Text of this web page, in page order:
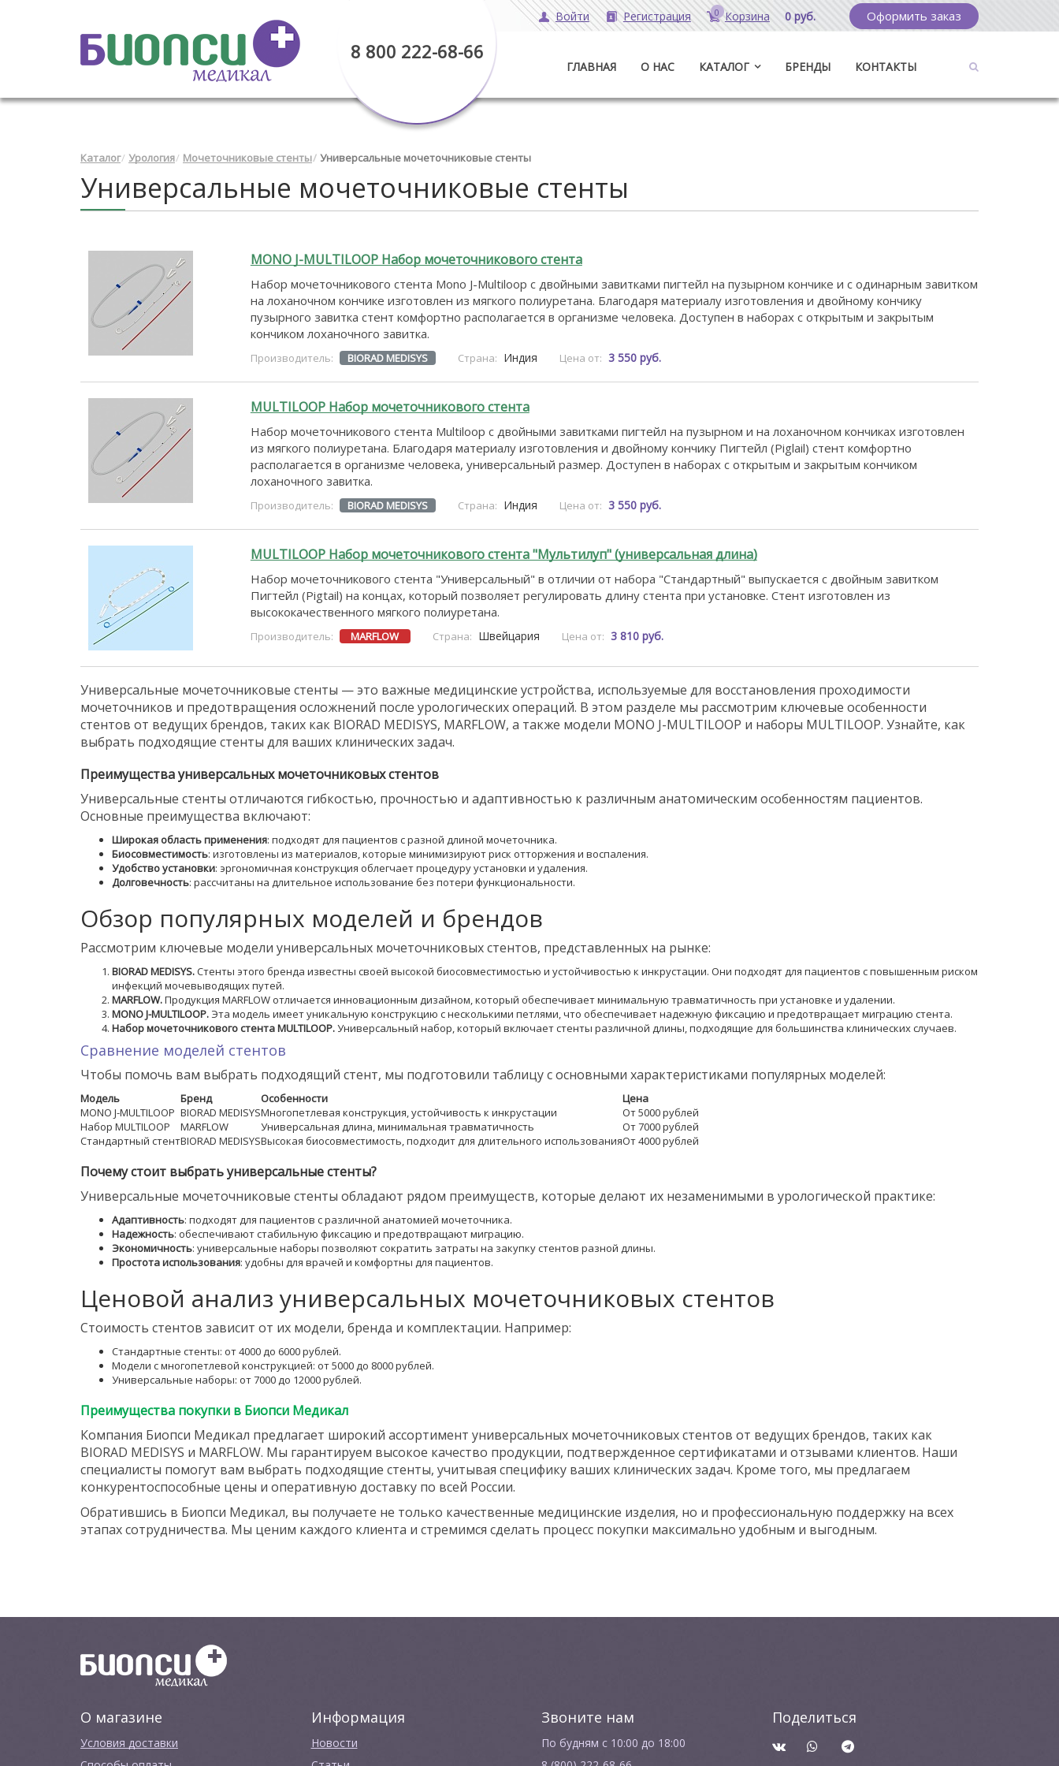
8 800 222-68-66
Войти Регистрация 0 Корзина 0 руб. Оформить заказ
ГЛАВНАЯ О НАС КАТАЛОГ БРЕНДЫ КОНТАКТЫ
Каталог Урология Мочеточниковые стенты Универсальные мочеточниковые стенты
Универсальные мочеточниковые стенты
MONO J-MULTILOOP Набор мочеточникового стента
Набор мочеточникового стента Mono J-Multiloop с двойными завитками пигтейл на пузырном кончике и с одинарным завитком
на лоханочном кончике изготовлен из мягкого полиуретана. Благодаря материалу изготовления и двойному кончику
пузырного завитка стент комфортно располагается в организме человека. Доступен в наборах с открытым и закрытым
кончиком лоханочного завитка.
Производитель: BIORAD MEDISYS Страна: Индия Цена от: 3 550 руб.
MULTILOOP Набор мочеточникового стента
Набор мочеточникового стента Multiloop с двойными завитками пигтейл на пузырном и на лоханочном кончиках изготовлен
из мягкого полиуретана. Благодаря материалу изготовления и двойному кончику Пигтейл (Piglail) стент комфортно
располагается в организме человека, универсальный размер. Доступен в наборах с открытым и закрытым кончиком
лоханочного завитка.
Производитель: BIORAD MEDISYS Страна: Индия Цена от: 3 550 руб.
MULTILOOP Набор мочеточникового стента "Мультилуп" (универсальная длина)
Набор мочеточникового стента "Универсальный" в отличии от набора "Стандартный" выпускается с двойным завитком
Пигтейл (Pigtail) на концах, который позволяет регулировать длину стента при установке. Стент изготовлен из
высококачественного мягкого полиуретана.
Производитель: MARFLOW Страна: Швейцария Цена от: 3 810 руб.
Универсальные мочеточниковые стенты — это важные медицинские устройства, используемые для восстановления проходимости
мочеточников и предотвращения осложнений после урологических операций. В этом разделе мы рассмотрим ключевые особенности
стентов от ведущих брендов, таких как BIORAD MEDISYS, MARFLOW, а также модели MONO J-MULTILOOP и наборы MULTILOOP. Узнайте, как
выбрать подходящие стенты для ваших клинических задач.
Преимущества универсальных мочеточниковых стентов
Универсальные стенты отличаются гибкостью, прочностью и адаптивностью к различным анатомическим особенностям пациентов.
Основные преимущества включают:
Широкая область применения: подходят для пациентов с разной длиной мочеточника.
Биосовместимость: изготовлены из материалов, которые минимизируют риск отторжения и воспаления.
Удобство установки: эргономичная конструкция облегчает процедуру установки и удаления.
Долговечность: рассчитаны на длительное использование без потери функциональности.
Обзор популярных моделей и брендов
Рассмотрим ключевые модели универсальных мочеточниковых стентов, представленных на рынке:
BIORAD MEDISYS.Стенты этого бренда известны своей высокой биосовместимостью и устойчивостью к инкрустации. Они подходят для пациентов с повышенным риском
инфекций мочевыводящих путей.
MARFLOW.Продукция MARFLOW отличается инновационным дизайном, который обеспечивает минимальную травматичность при установке и удалении.
MONO J-MULTILOOP. Эта модель имеет уникальную конструкцию с несколькими петлями, что обеспечивает надежную фиксацию и предотвращает миграцию стента.
Набор мочеточникового стента MULTILOOP.Универсальный набор, который включает стенты различной длины, подходящие для большинства клинических случаев.
Сравнение моделей стентов
Чтобы помочь вам выбрать подходящий стент, мы подготовили таблицу с основными характеристиками популярных моделей:
Модель Бренд Особенности
Цена
MONO J-MULTILOOP BIORAD MEDISYSМногопетлевая конструкция, устойчивость к инкрустации
От 5000 рублей
Набор MULTILOOP
MARFLOW Универсальная длина, минимальная травматичность
От 7000 рублей
Стандартный стентBIORAD MEDISYSВысокая биосовместимость, подходит для длительного использованияОт 4000 рублей
Почему стоит выбрать универсальные стенты?
Универсальные мочеточниковые стенты обладают рядом преимуществ, которые делают их незаменимыми в урологической практике:
Адаптивность: подходят для пациентов с различной анатомией мочеточника.
Надежность: обеспечивают стабильную фиксацию и предотвращают миграцию.
Экономичность: универсальные наборы позволяют сократить затраты на закупку стентов разной длины.
Простота использования: удобны для врачей и комфортны для пациентов.
Ценовой анализ универсальных мочеточниковых стентов
Стоимость стентов зависит от их модели, бренда и комплектации. Например:
Стандартные стенты: от 4000 до 6000 рублей.
Модели с многопетлевой конструкцией: от 5000 до 8000 рублей.
Универсальные наборы: от 7000 до 12000 рублей.
Преимущества покупки в Биопси Медикал
Компания Биопси Медикал предлагает широкий ассортимент универсальных мочеточниковых стентов от ведущих брендов, таких как
BIORAD MEDISYS и MARFLOW. Мы гарантируем высокое качество продукции, подтвержденное сертификатами и отзывами клиентов. Наши
специалисты помогут вам выбрать подходящие стенты, учитывая специфику ваших клинических задач. Кроме того, мы предлагаем
конкурентоспособные цены и оперативную доставку по всей России.
Обратившись в Биопси Медикал, вы получаете не только качественные медицинские изделия, но и профессиональную поддержку на всех
этапах сотрудничества. Мы ценим каждого клиента и стремимся сделать процесс покупки максимально удобным и выгодным.
О магазине
Условия доставки
Информация
Новости
Звоните нам
По будням с 10:00 до 18:00
Поделиться